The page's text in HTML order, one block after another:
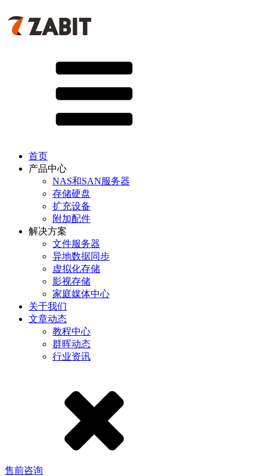
首页
产品中心
NAS和SAN服务器
存储硬盘
扩充设备
附加配件
解决方案
文件服务器
异地数据同步
虚拟化存储
影视存储
家庭媒体中心
关于我们
文章动态
教程中心
群晖动态
行业资讯
售前咨询